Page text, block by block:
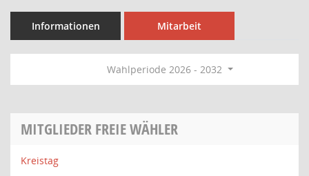
Informationen Mitarbeit
Wahlperiode 2026 - 2032
MITGLIEDER FREIE WÄHLER
Kreistag